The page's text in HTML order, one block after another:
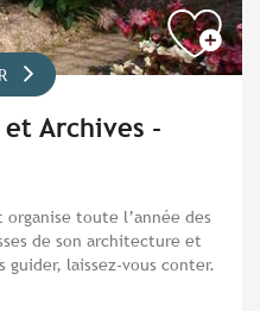
Archives -
toute l’année des
de son architecture et
guider, laissez-vous conter.